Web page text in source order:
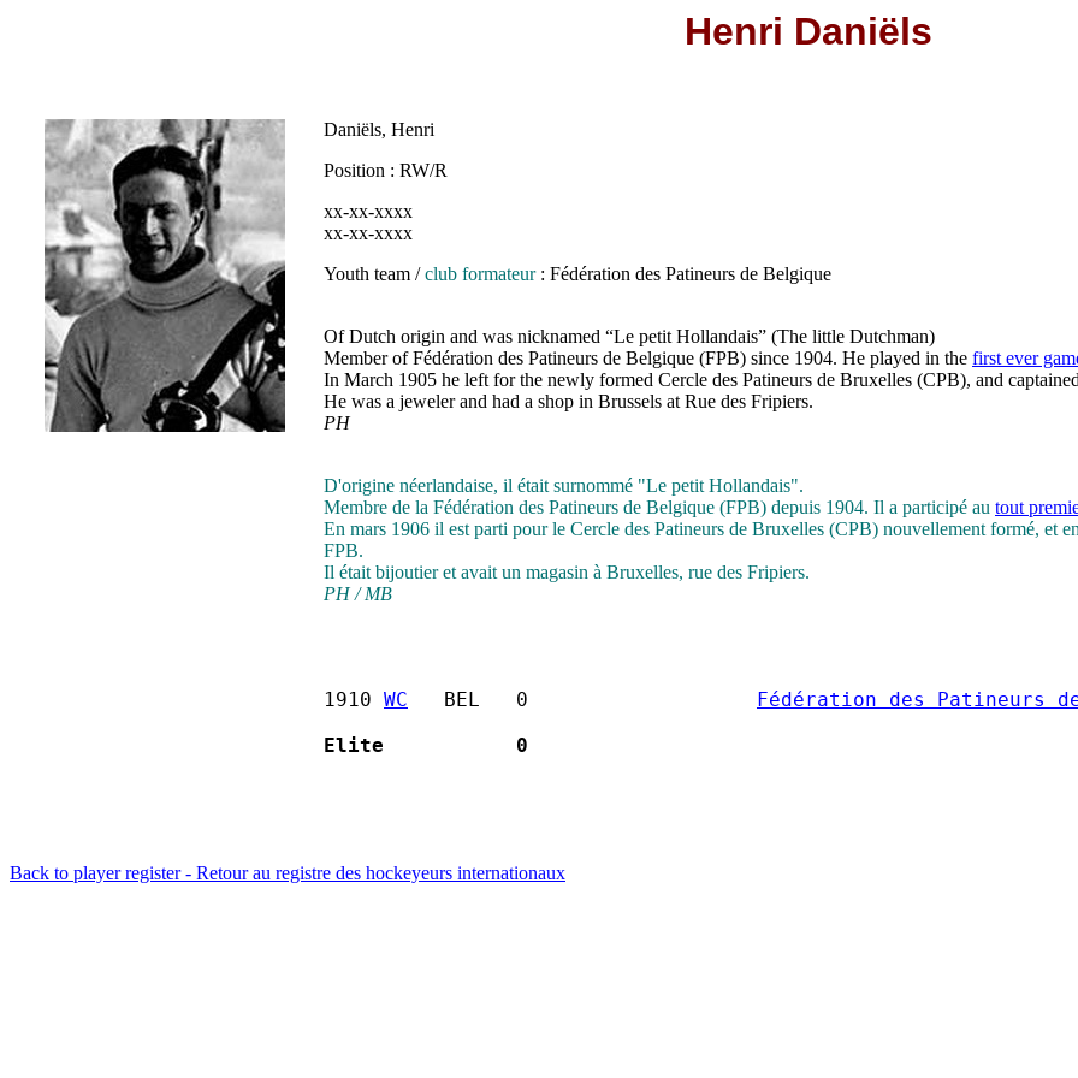
Henri Daniëls
Daniëls, Henri
Position : RW/R
xx-xx-xxxx
xx-xx-xxxx
Youth team /club formateur: Fédération des Patineurs de Belgique
Of Dutch origin and was nicknamed “Le petit Hollandais” (The little Dutchman)
Member of Fédération des Patineurs de Belgique (FPB) since 1904. He played in the first ever
In March 1905 he left for the newly formed Cercle des Patineurs de Bruxelles (CPB), and
He was a jeweler and had a shop in Brussels at Rue des Fripiers.
PH
D'origine néerlandaise, il était surnommé "Le petit Hollandais".
Membre de la Fédération des Patineurs de Belgique (FPB) depuis 1904. Il a participé au tout
En mars 1906 il est parti pour le Cercle des Patineurs de Bruxelles (CPB) nouvellement formé, et
FPB.
Il était bijoutier et avait un magasin à Bruxelles, rue des Fripiers.
PH / MB
1910 WC
   BEL   0
Fédération des Patineurs
Elite           0
Back to player register - Retour au registre des hockeyeurs internationaux